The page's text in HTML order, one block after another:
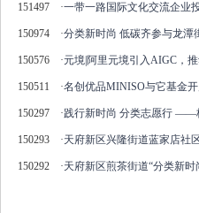
151497 ·一带一路国际文化交流企业
150974 ·分类新时尚 低碳齐参与龙潭
150576 ·元境|阿里元境引入AIGC，
150511 ·名创优品MINISO与它基金
150297 ·践行新时尚 分类志愿行 ——
150293 ·天府新区兴隆街道蓝家店社
150292 ·天府新区煎茶街道“分类新